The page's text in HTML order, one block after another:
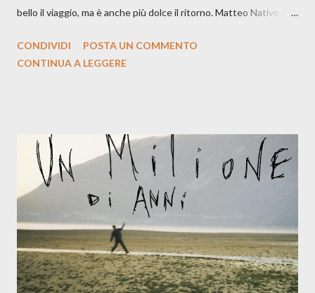
bello il viaggio, ma è anche più dolce il ritorno. Matteo Nativo per
indubbiamente matura e consapevole oltre che con ottimi
Dicevamo. Ed è da qui che il nostro inizia questo concept
musicale, con " Che ora è" , raccontando la separazione dalla
moglie, del senso di sconfitta e del caldo afoso che opprime,
giusta condizione di sopraffazione: "Non so che ora è, che giorno
è, di questa estate che...". E' raro fare uscire come singolo una
cover, ma...
CONDIVIDI
POSTA UN COMMENTO
CONTINUA A LEGGERE